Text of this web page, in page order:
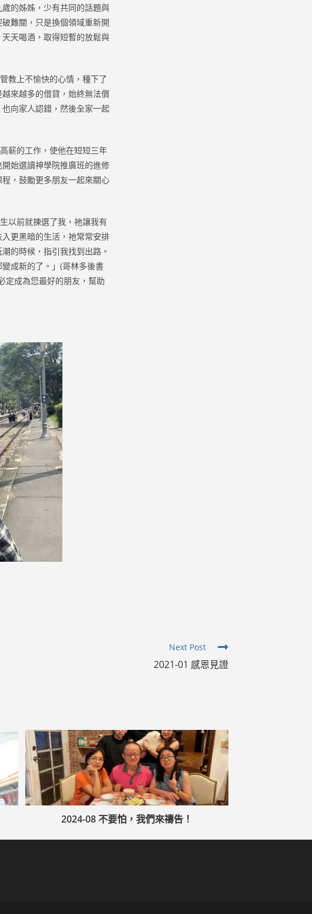
的姊姊，少有共同的話題與
難關，只是換個領域重新開
天喝酒，取得短暫的放鬆與
教上不愉快的心情，種下了
來越多的借貸，始終無法償
向家人認錯，然後全家一起
薪的工作，使他在短短三年
始選讀神學院推廣班的進修
，鼓勵更多朋友一起來關心
以前就揀選了我，祂讓我有
更黑暗的生活，祂常常安排
的時候，指引我找到出路。
成新的了。」(哥林多後書
定成為您最好的朋友，幫助
Next Post
2021-01 感恩見證
2024-08 不要怕，我們來禱告！